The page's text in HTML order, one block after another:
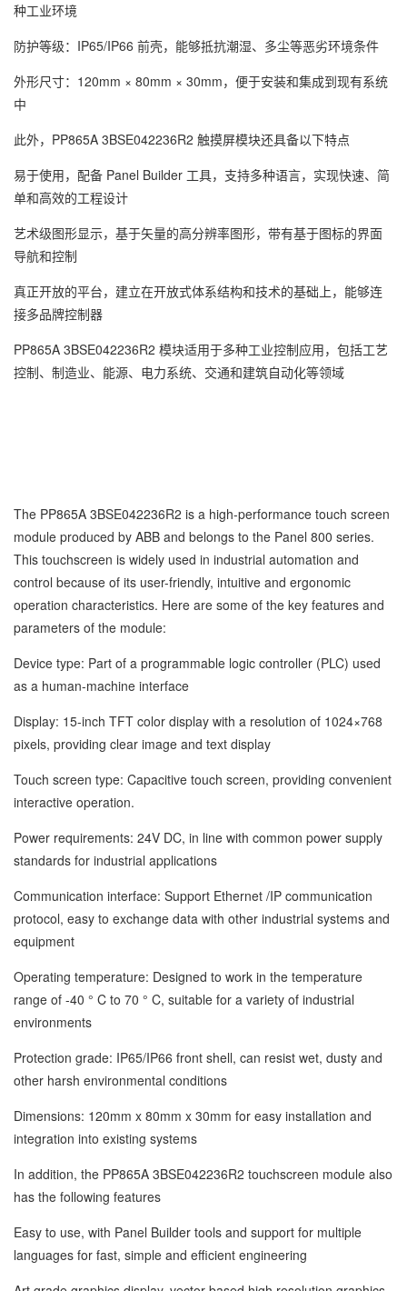
种工业环境
防护等级：IP65/IP66 前壳，能够抵抗潮湿、多尘等恶劣环境条件
外形尺寸：120mm × 80mm × 30mm，便于安装和集成到现有系统
中
此外，PP865A 3BSE042236R2 触摸屏模块还具备以下特点
易于使用，配备 Panel Builder 工具，支持多种语言，实现快速、简
单和高效的工程设计
艺术级图形显示，基于矢量的高分辨率图形，带有基于图标的界面
导航和控制
真正开放的平台，建立在开放式体系结构和技术的基础上，能够连
接多品牌控制器
PP865A 3BSE042236R2 模块适用于多种工业控制应用，包括工艺
控制、制造业、能源、电力系统、交通和建筑自动化等领域
The PP865A 3BSE042236R2 is a high-performance touch screen
module produced by ABB and belongs to the Panel 800 series.
This touchscreen is widely used in industrial automation and
control because of its user-friendly, intuitive and ergonomic
operation characteristics. Here are some of the key features and
parameters of the module:
Device type: Part of a programmable logic controller (PLC) used
as a human-machine interface
Display: 15-inch TFT color display with a resolution of 1024×768
pixels, providing clear image and text display
Touch screen type: Capacitive touch screen, providing convenient
interactive operation.
Power requirements: 24V DC, in line with common power supply
standards for industrial applications
Communication interface: Support Ethernet /IP communication
protocol, easy to exchange data with other industrial systems and
equipment
Operating temperature: Designed to work in the temperature
range of -40 ° C to 70 ° C, suitable for a variety of industrial
environments
Protection grade: IP65/IP66 front shell, can resist wet, dusty and
other harsh environmental conditions
Dimensions: 120mm x 80mm x 30mm for easy installation and
integration into existing systems
In addition, the PP865A 3BSE042236R2 touchscreen module also
has the following features
Easy to use, with Panel Builder tools and support for multiple
languages for fast, simple and efficient engineering